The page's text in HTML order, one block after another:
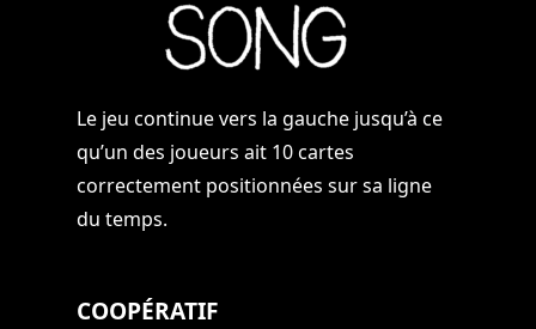
Le jeu continue vers la gauche jusqu’à ce
qu’un des joueurs ait 10 cartes
correctement positionnées sur sa ligne
du temps.
COOPÉRATIF